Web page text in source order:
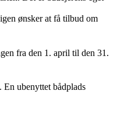
ønsker at få tilbud om
fra den 1. april til den 31.
En ubenyttet bådplads